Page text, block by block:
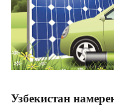
Узбекистан